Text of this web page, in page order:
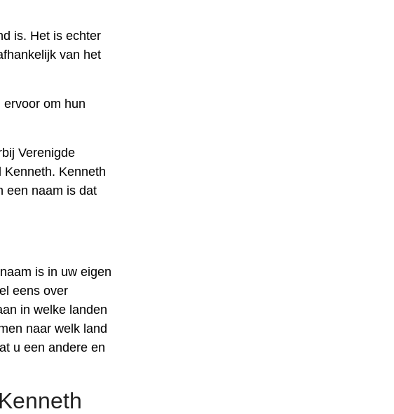
is. Het is echter
van het
om hun
Verenigde
Kenneth
een naam is dat
is in uw eigen
eens over
in welke landen
naar welk land
u een andere en